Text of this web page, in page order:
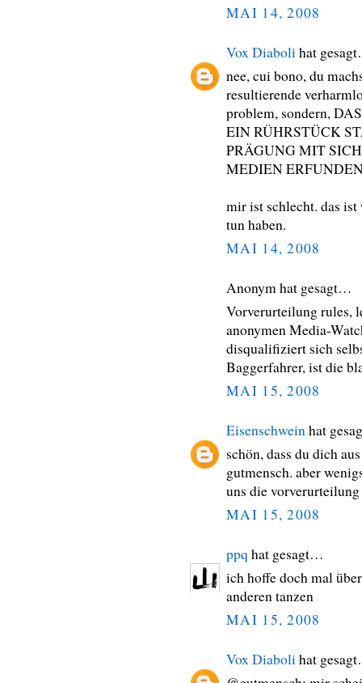
MAI 14, 2008
Vox Diabolihat
nee, cui bono, du
resultierende
problem, sondern,
EIN RÜHRSTÜCK
PRÄGUNG MIT
MEDIEN
mir ist schlecht. das
tun haben.
MAI 14, 2008
Anonym hat gesagt…
Vorverurteilung rules,
anonymen Media-
disqualifiziert sich
Baggerfahrer, ist die
MAI 15, 2008
Eisenschweinhat
schön, dass du dich
gutmensch. aber
uns die
MAI 15, 2008
ppq hat gesagt…
ich hoffe doch mal
anderen tanzen
MAI 15, 2008
Vox Diabolihat